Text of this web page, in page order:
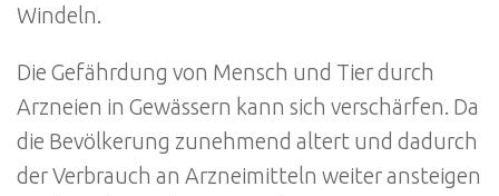
Windeln.
Die Gefährdung von Mensch und Tier durch
Arzneien in Gewässern kann sich verschärfen. Da
die Bevölkerung zunehmend altert und dadurch
der Verbrauch an Arzneimitteln weiter ansteigen